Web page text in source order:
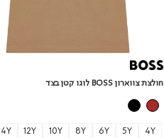
חולצת צווארון BOSS לוגו קטן בצד
4Y
5Y
6Y
8Y
10Y
12Y